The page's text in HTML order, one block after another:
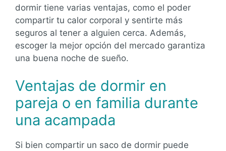
dormir tiene varias ventajas, como el poder
compartir tu calor corporal y sentirte más
seguros al tener a alguien cerca. Además,
escoger la mejor opción del mercado garantiza
una buena noche de sueño.
Ventajas de dormir en
pareja o en familia durante
una acampada
Si bien compartir un saco de dormir puede